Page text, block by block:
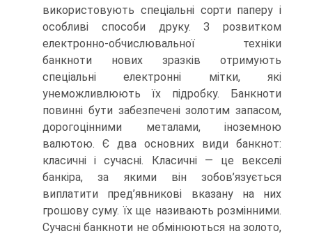
використовують спеціальні сорти паперу і
особливі способи друку. З розвитком
електронно-обчислювальної техніки
банкноти нових зразків отримують
спеціальні електронні мітки, які
унеможливлюють їх підробку. Банкноти
повинні бути забезпечені золотим запасом,
дорогоцінними металами, іноземною
валютою. Є два основних види банкнот:
класичні і сучасні. Класичні — це векселі
банкіра, за якими він зобов’язується
виплатити пред’явникові вказану на них
грошову суму. їх ще називають розмінними.
Сучасні банкноти не обмінюються на золото,